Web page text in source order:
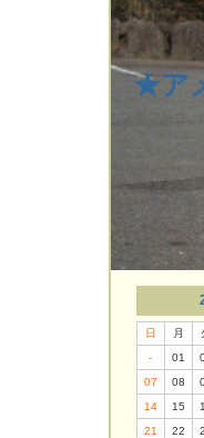
★ア
初ワンコ
日 月
-
01
07
08
14
15
21
22